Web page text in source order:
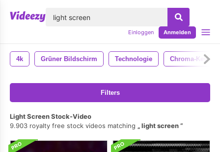
Einloggen Anmelden
4k Grüner Bildschirm Technologie Chroma-Key
Filters
Light Screen Stock-Video
9.903 royalty free stock videos matching
light screen